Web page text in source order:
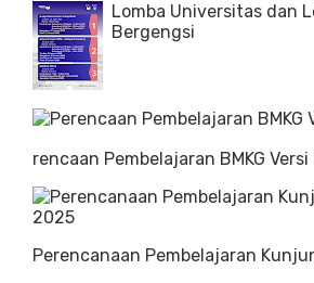
Lomba Universitas dan
Bergengsi
rencaan Pembelajaran BMKG
Perencanaan Pembelajaran